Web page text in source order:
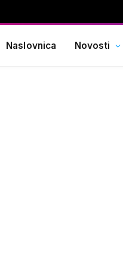
Naslovnica Novosti